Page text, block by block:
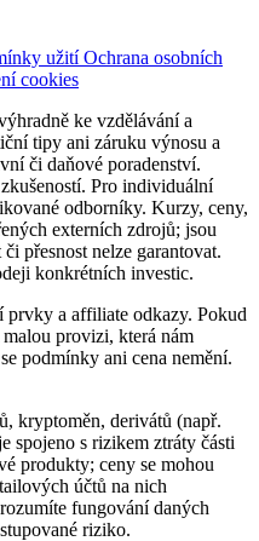
užitíOchrana osobních
cookies
ke vzdělávání a
tipy ani záruku výnosu a
či daňové poradenství.
Pro individuální
odborníky. Kurzy, ceny,
externích zdrojů; jsou
přesnost nelze garantovat.
konkrétních investic.
prvky a affiliate odkazy. Pokud
provizi, která nám
podmínky ani cena nemění.
kryptoměn, derivátů (např.
spojeno s rizikem ztráty části
produkty; ceny se mohou
účtů na nich
fungování daných
riziko.